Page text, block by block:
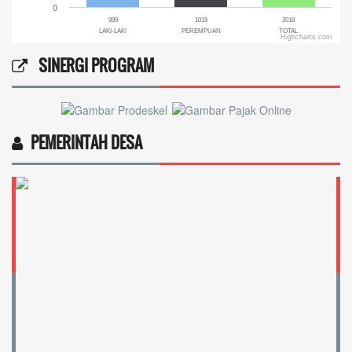
999
LAKI-LAKI
1019
PEREMPUAN
2018
TOTAL
0
Highcharts.com
SINERGI PROGRAM
PEMERINTAH DESA